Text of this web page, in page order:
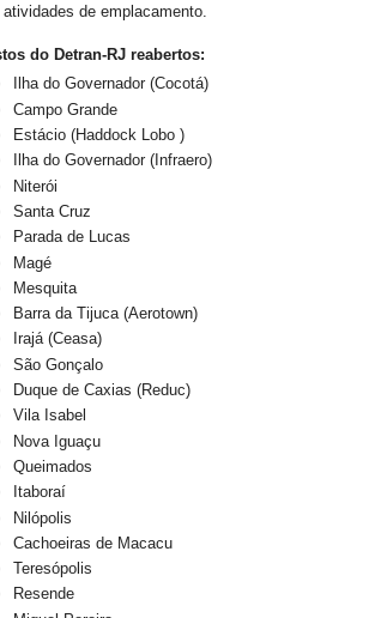
de emplacamento.
do Detran-RJ reabertos:
Ilha do Governador (Cocotá)
Campo Grande
Estácio (Haddock Lobo )
Ilha do Governador (Infraero)
Niterói
Santa Cruz
Parada de Lucas
Magé
Mesquita
Barra da Tijuca (Aerotown)
Irajá (Ceasa)
São Gonçalo
Duque de Caxias (Reduc)
Vila Isabel
Nova Iguaçu
Queimados
Itaboraí
Nilópolis
Cachoeiras de Macacu
Teresópolis
Resende